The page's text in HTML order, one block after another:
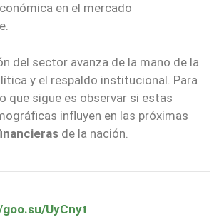
en el mercado
del sector avanza de la mano de la
y el respaldo institucional. Para
que sigue es observar si estas
influyen en las próximas
de la nación.
UyCnyt